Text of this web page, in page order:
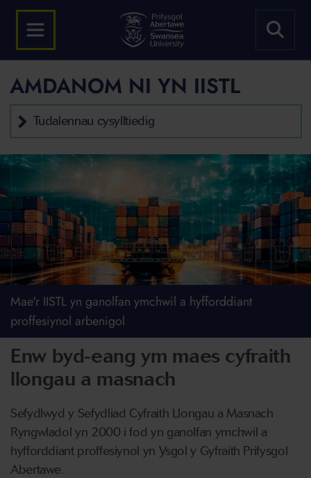
AMDANOM NI YN IISTL
Tudalennau cysylltiedig
Mae'r IISTL yn ganolfan ymchwil a hyfforddiant
proffesiynol arbenigol
Enw byd-eang ym maes cyfraith
llongau a masnach
Sefydlwyd y Sefydliad Cyfraith Llongau a Masnach
Ryngwladol yn 2000 i fod yn ganolfan ymchwil a
hyfforddiant proffesiynol yn Ysgol y Gyfraith Prifysgol
Abertawe.